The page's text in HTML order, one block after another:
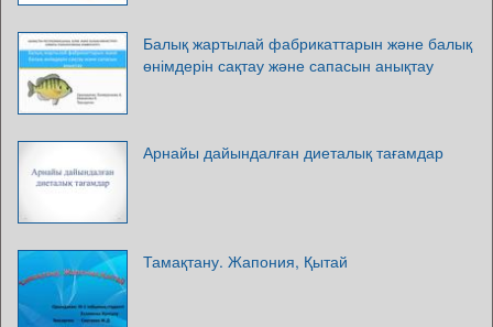
Балық жартылай фабрикаттарын және балық
өнімдерін сақтау және сапасын анықтау
Арнайы дайындалған диеталық тағамдар
Тамақтану. Жапония, Қытай